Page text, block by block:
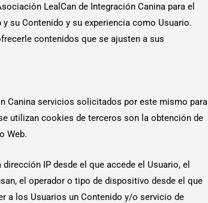
LealCan de Integración Canina para el
su Contenido y su experiencia como Usuario.
contenidos que se ajusten a sus
Canina servicios solicitados por este mismo para
utilizan cookies de terceros son la obtención de
Web.
IP desde el que accede el Usuario, el
el operador o tipo de dispositivo desde el que
a los Usuarios un Contenido y/o servicio de